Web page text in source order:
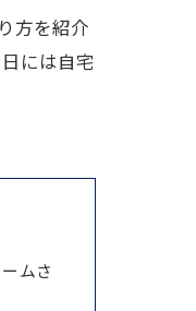
方を紹介
には自宅
ムさ